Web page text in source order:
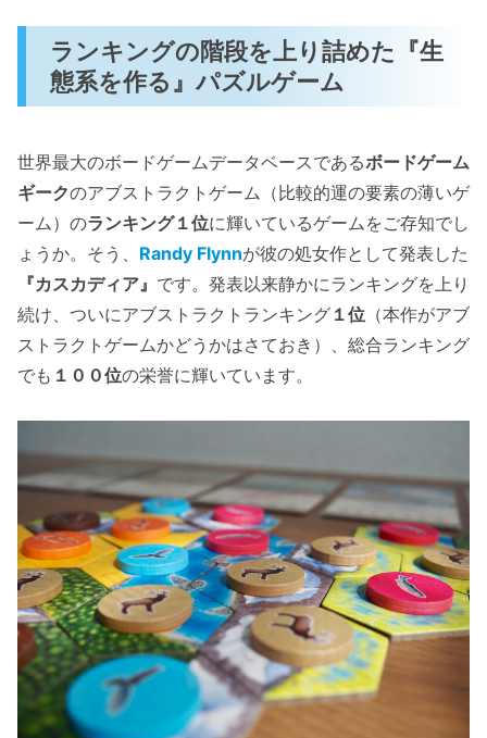
ランキングの階段を上り詰めた『生
態系を作る』パズルゲーム
世界最大のボードゲームデータベースであるボードゲーム
ギークのアブストラクトゲーム（比較的運の要素の薄いゲ
ーム）のランキング１位に輝いているゲームをご存知でし
ょうか。そう、 Randy Flynnが彼の処女作として発表した
『カスカディア』 です。発表以来静かにランキングを上り
続け、ついにアブストラクトランキング １位 （本作がアブ
ストラクトゲームかどうかはさておき）、総合ランキング
でも １００位の栄誉に輝いています。